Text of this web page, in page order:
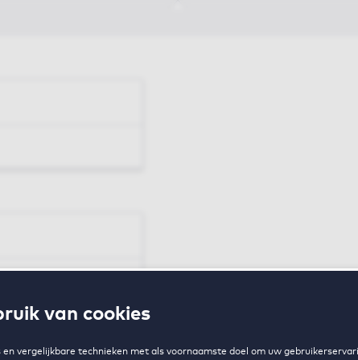
van cookies
vergelijkbare technieken met als voornaamste doel om uw